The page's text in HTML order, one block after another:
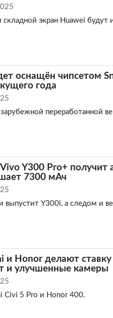
складной экран Huawei будут
оснащëн чипсетом
года
переработанной
Y300 Pro+ получит
7300 мАч
выпустит Y300i, а следом и
Honor делают ставку
и улучшенные камеры
Civi 5 Pro и Honor 400.